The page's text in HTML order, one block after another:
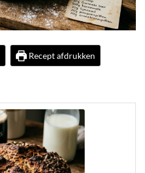
Recept afdrukken